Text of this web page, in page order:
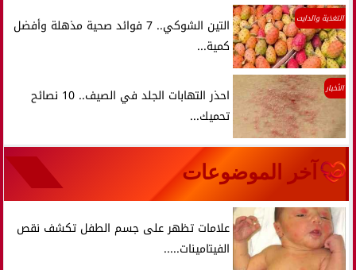
التغذية والدايت
التين الشوكي.. 7 فوائد صحية مذهلة وأفضل
كمية...
الأخبار
احذر التهابات الجلد في الصيف.. 10 نصائح
تحميك...
آخر الموضوعات
علامات تظهر على جسم الطفل تكشف نقص
الفيتامينات.....